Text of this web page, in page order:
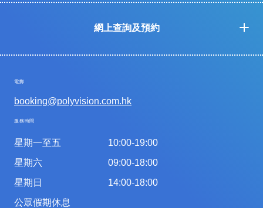
網上查詢及預約
電郵
booking@polyvision.com.hk
服務時間
星期一至五
星期六
星期日
公眾假期休息
10:00-19:00
09:00-18:00
14:00-18:00